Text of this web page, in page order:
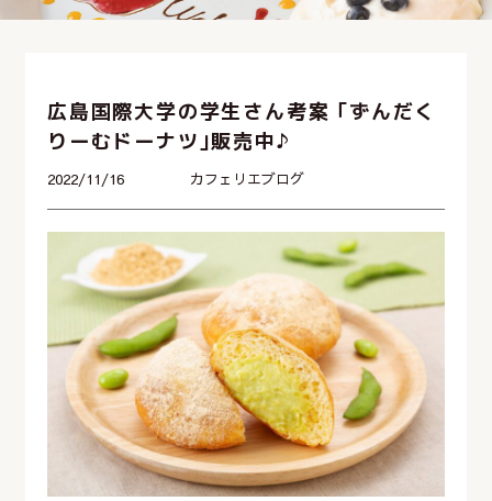
広島国際大学の学生さん考案 ｢ずんだく
りーむドーナツ｣販売中♪
2022/11/16 カフェリエブログ